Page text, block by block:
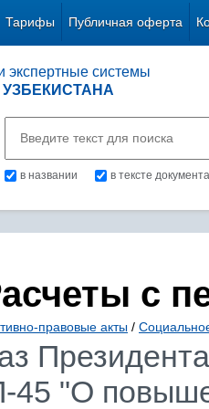
Тарифы Публичная оферта
системы
в названии в тексте документа
с
правовые акты /
45 "О